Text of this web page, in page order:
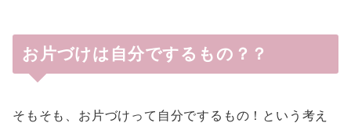
お片づけは自分でするもの？？
そもそも、お片づけって自分でするもの！という考え